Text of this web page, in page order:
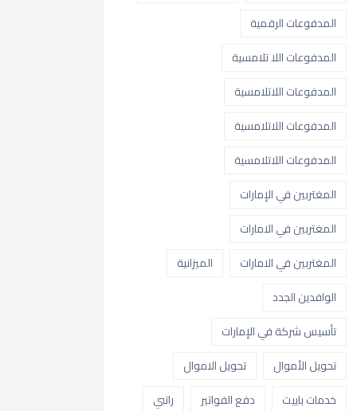
المدفوعات الرقمية
المدفوعات اللا تلامسية
المدفوعات اللاتلامسية
المدفوعات اللاتلامسية
المدفوعات اللاتلامسية
المغتربين في الإمارات
المغتربين في الامارات
المغتربين في الامارات
الميزانية
الوافدين الجدد
تأسيس شركة في الإمارات
تحويل الأموال
تحويل الاموال
خدمات باييت
دفع الفواتير راتبي